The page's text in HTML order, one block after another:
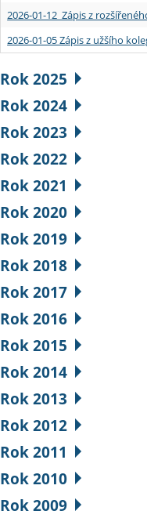
2026-01-12 Zápis z
2026-01-05 Zápis z užšího
Rok 2025
Rok 2024
Rok 2023
Rok 2022
Rok 2021
Rok 2020
Rok 2019
Rok 2018
Rok 2017
Rok 2016
Rok 2015
Rok 2014
Rok 2013
Rok 2012
Rok 2011
Rok 2010
Rok 2009